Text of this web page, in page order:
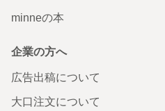
minneの本
企業の方へ
広告出稿について
大口注文について